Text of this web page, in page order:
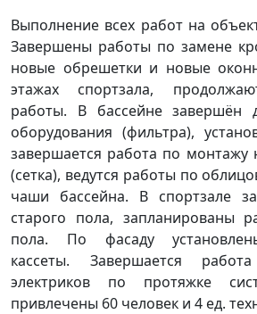
Выполнение всех работ на
Завершены работы по замене
новые обрешетки и новые
этажах спортзала,
работы. В бассейне завершён
оборудования (фильтра),
завершается работа по монтажу
(сетка), ведутся работы по
чаши бассейна. В спортзале
старого пола, запланированы
пола. По фасаду
кассеты. Завершается
электриков по протяжке
привлечены 60 человек и 4 ед.